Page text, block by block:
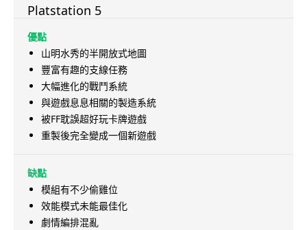
Platstation 5
優點
山明水秀的半開放式地圖
豐富有趣的支線任務
大幅進化的戰鬥系統
與遊戲息息相關的製造系統
被FF耽誤超好玩卡牌遊戲
重製後完全變成一個新遊戲
缺點
模組有不少偷雞位
效能模式未能最佳化
劇情編排混亂